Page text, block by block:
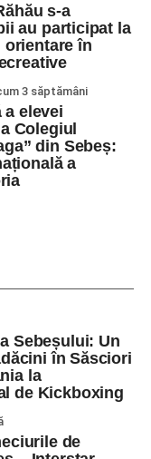
s-a
au participat la
orientare în
3 săptămâni
a elevei
Colegiul
din Sebeș:
a
Sebeșului: Un
în Săsciori
la
de Kickboxing
de